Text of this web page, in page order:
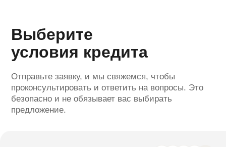
Отправьте заявку, и мы свяжемся, чтобы
проконсультировать и ответить на вопросы. Это
безопасно и не обязывает вас выбирать
предложение.
Выберите
условия кредита
Оформить заявку
Отправляя заявку вы соглашаетесь с